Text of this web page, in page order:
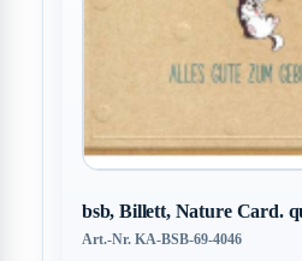
bsb, Billett, Nature Card.
Art.-Nr. KA-BSB-69-4046